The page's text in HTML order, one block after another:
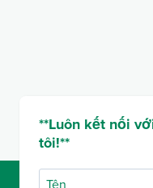
**Luôn kết nối
tôi!**
Tên